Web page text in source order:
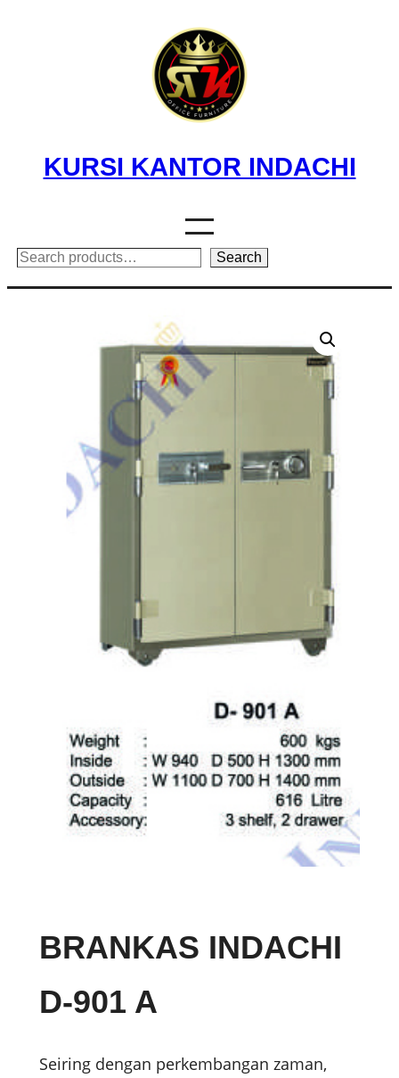
KURSI KANTOR INDACHI
Search Search
BRANKAS INDACHI
D-901 A
Seiring dengan perkembangan zaman,